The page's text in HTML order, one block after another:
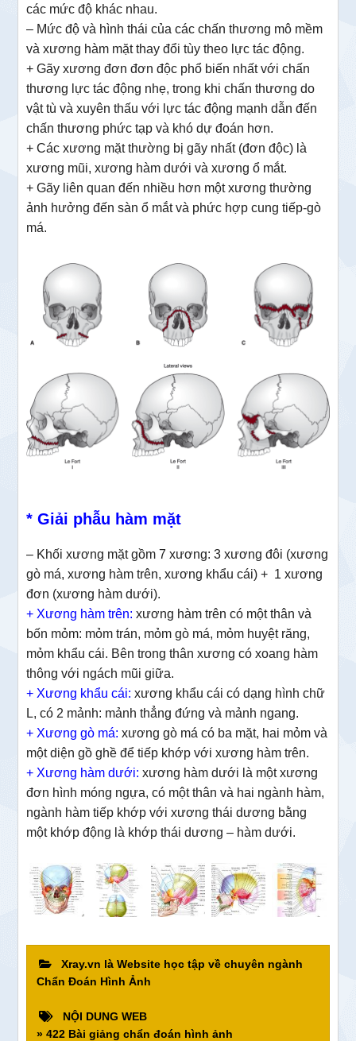
các mức độ khác nhau.
– Mức độ và hình thái của các chấn thương mô mềm
và xương hàm mặt thay đổi tùy theo lực tác động.
+ Gãy xương đơn đơn độc phổ biến nhất với chấn
thương lực tác động nhẹ, trong khi chấn thương do
vật tù và xuyên thấu với lực tác động mạnh dẫn đến
chấn thương phức tạp và khó dự đoán hơn.
+ Các xương mặt thường bị gãy nhất (đơn độc) là
xương mũi, xương hàm dưới và xương ổ mắt.
+ Gãy liên quan đến nhiều hơn một xương thường
ảnh hưởng đến sàn ổ mắt và phức hợp cung tiếp-gò
má.
* Giải phẫu hàm mặt
– Khối xương mặt gồm 7 xương: 3 xương đôi (xương
gò má, xương hàm trên, xương khẩu cái) + 1 xương
đơn (xương hàm dưới).
+ Xương hàm trên: xương hàm trên có một thân và
bốn mỏm: mỏm trán, mỏm gò má, mỏm huyệt răng,
mỏm khẩu cái. Bên trong thân xương có xoang hàm
thông với ngách mũi giữa.
+ Xương khẩu cái: xương khẩu cái có dạng hình chữ
L, có 2 mảnh: mảnh thẳng đứng và mảnh ngang.
+ Xương gò má: xương gò má có ba mặt, hai mỏm và
một diện gồ ghề để tiếp khớp với xương hàm trên.
+ Xương hàm dưới: xương hàm dưới là một xương
đơn hình móng ngựa, có một thân và hai ngành hàm,
ngành hàm tiếp khớp với xương thái dương bằng
một khớp động là khớp thái dương – hàm dưới.
Xray.vn là Website học tập về chuyên ngành
Chẩn Đoán Hình Ảnh
NỘI DUNG WEB
» 422 Bài giảng chẩn đoán hình ảnh